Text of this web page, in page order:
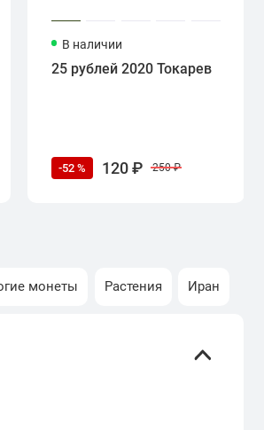
В наличии
25 рублей 2020 Токарев
-52 % 120 ₽ 250 ₽
монеты Растения Иран